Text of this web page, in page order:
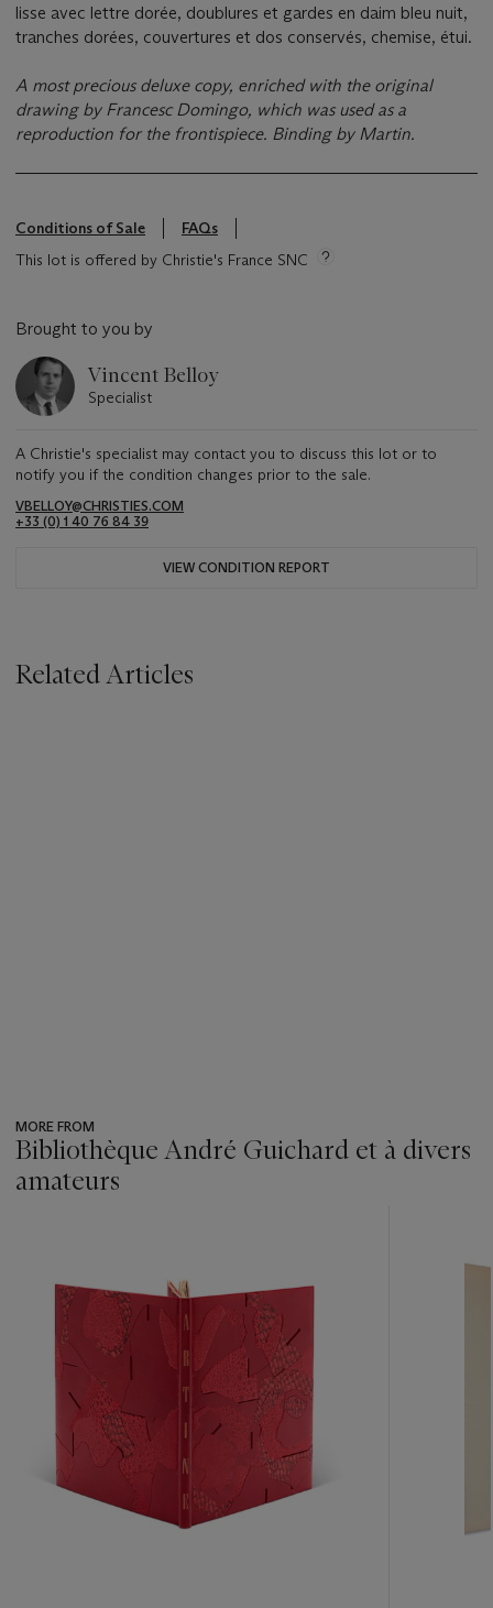
lisse avec lettre dorée, doublures et gardes en daim bleu nuit,
tranches dorées, couvertures et dos conservés, chemise, étui.
A most precious deluxe copy, enriched with the original
drawing by Francesc Domingo, which was used as a
reproduction for the frontispiece. Binding by Martin.
Conditions of Sale
FAQs
This lot is offered by Christie's France SNC
Brought to you by
Vincent Belloy
Specialist
A Christie's specialist may contact you to discuss this lot or to
notify you if the condition changes prior to the sale.
VBELLOY@CHRISTIES.COM
+33 (0) 1 40 76 84 39
VIEW CONDITION REPORT
Related Articles
MORE FROM
Bibliothèque André Guichard et à divers
amateurs